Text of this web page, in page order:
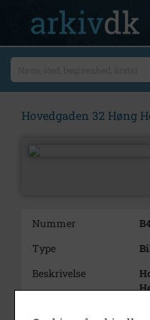
Hovedgaden 32 Høng
Nummer
Type
Beskrivelse